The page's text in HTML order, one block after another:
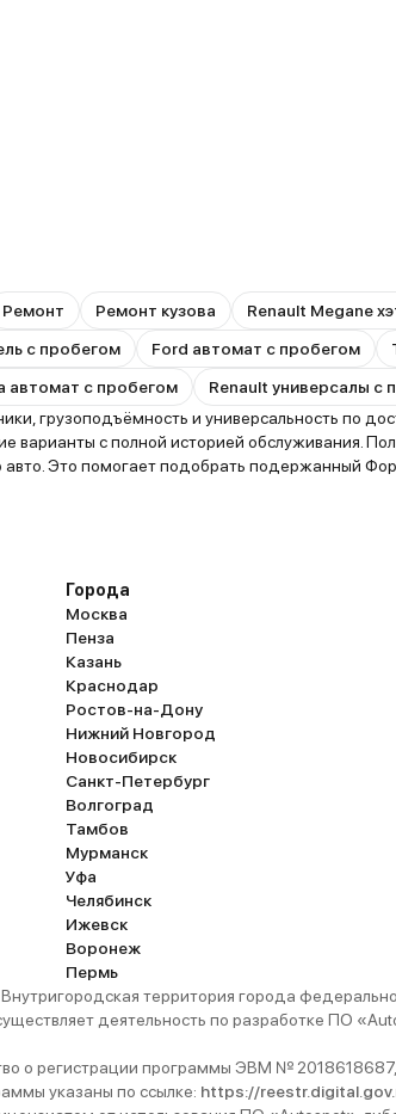
Ремонт Ремонт кузова
Renault Megane
с пробегом Ford автомат с пробегом
автомат с пробегом
Renault универсалы с
грузоподъёмность и универсальность по
с полной историей обслуживания.
Это помогает подобрать подержанный
Города
Москва
Пенза
Казань
Краснодар
Ростов-на-Дону
Нижний Новгород
Новосибирск
Санкт-Петербург
Волгоград
Тамбов
Мурманск
Уфа
Челябинск
Ижевск
Воронеж
Пермь
территория города
деятельность по разработке ПО
о регистрации программы ЭВМ №
указаны по ссылке: https://